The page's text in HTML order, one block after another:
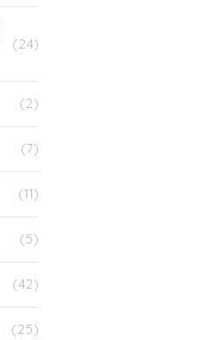
(24)
(2)
(7)
(11)
(5)
(42)
(25)